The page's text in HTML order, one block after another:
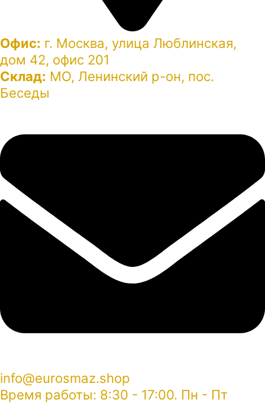
Офис: г. Москва, улица Люблинская,
дом 42, офис 201
Склад: МО, Ленинский р-он, пос.
Беседы
info@eurosmaz.shop
Время работы: 8:30 - 17:00. Пн - Пт